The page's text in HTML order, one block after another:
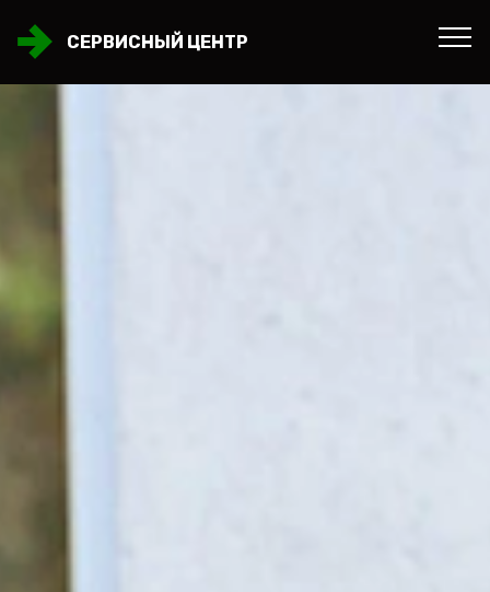
СЕРВИСНЫЙ ЦЕНТР